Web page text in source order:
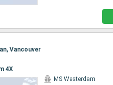
Vancouver
4X
MS Westerdam